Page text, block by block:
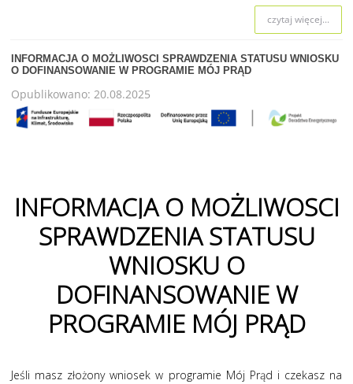
czytaj więcej...
INFORMACJA O MOŻLIWOSCI SPRAWDZENIA STATUSU WNIOSKU
O DOFINANSOWANIE W PROGRAMIE MÓJ PRĄD
Opublikowano: 20.08.2025
INFORMACJA O MOŻLIWOSCI
SPRAWDZENIA STATUSU
WNIOSKU O
DOFINANSOWANIE W
PROGRAMIE MÓJ PRĄD
Jeśli masz złożony wniosek w programie Mój Prąd i czekasz na